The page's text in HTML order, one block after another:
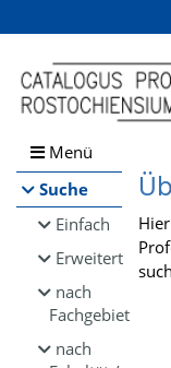
Browsen
direkt zum Inhalt
Menü
Suche
Einfach
Erweitert
nach
Fachgebiet
nach